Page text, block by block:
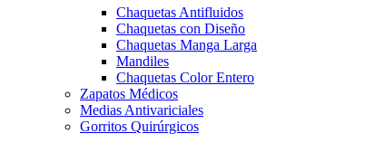
Chaquetas Antifluidos
Chaquetas con Diseño
Chaquetas Manga Larga
Mandiles
Chaquetas Color Entero
Zapatos Médicos
Medias Antivariciales
Gorritos Quirúrgicos